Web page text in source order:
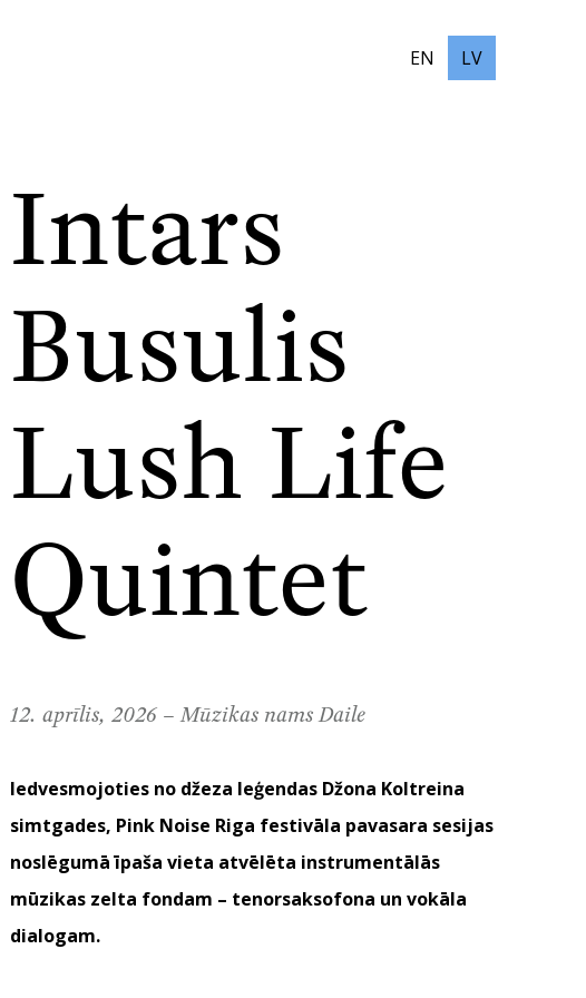
EN LV
Intars
Busulis
Lush Life
Quintet
12. aprīlis, 2026 – Mūzikas nams Daile
Iedvesmojoties no džeza leģendas Džona Koltreina
simtgades, Pink Noise Riga festivāla pavasara sesijas
noslēgumā īpaša vieta atvēlēta instrumentālās
mūzikas zelta fondam – tenorsaksofona un vokāla
dialogam.